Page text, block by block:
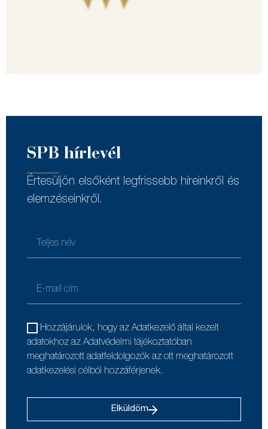
SPB hírlevél
Értesüljön elsőként legfrissebb híreinkről és
elemzéseinkről.
Hozzájárulok, hogy az Adatkezelő által kezelt
adatokhoz az Adatvédelmi tájékoztatóban
meghatározott adatfeldolgozók az ott meghatározott
adatkezelési célból hozzáférjenek.
Elküldöm